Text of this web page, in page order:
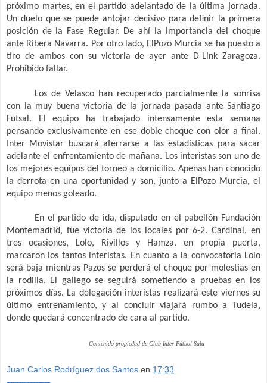
próximo martes, en el partido adelantado de la última jornada.
Un duelo que se puede antojar decisivo para definir la primera
posición de la Fase Regular. De ahí la importancia del choque
ante Ribera Navarra. Por otro lado, ElPozo Murcia se ha puesto a
tiro de ambos con su victoria de ayer ante D-Link Zaragoza.
Prohibido fallar.
Los de Velasco han recuperado parcialmente la sonrisa
con la muy buena victoria de la jornada pasada ante Santiago
Futsal. El equipo ha trabajado intensamente esta semana
pensando exclusivamente en ese doble choque con olor a final.
Inter Movistar buscará aferrarse a las estadísticas para sacar
adelante el enfrentamiento de mañana. Los interistas son uno de
los mejores equipos del torneo a domicilio. Apenas han conocido
la derrota en una oportunidad y son, junto a ElPozo Murcia, el
equipo menos goleado.
En el partido de ida, disputado en el pabellón Fundación
Montemadrid, fue victoria de los locales por 6-2. Cardinal, en
tres ocasiones, Lolo, Rivillos y Hamza, en propia puerta,
marcaron los tantos interistas. En cuanto a la convocatoria Lolo
será baja mientras Pazos se perderá el choque por molestias en
la rodilla. El gallego se seguirá sometiendo a pruebas en los
próximos días. La delegación interistas realizará este viernes su
último entrenamiento, y al concluir viajará rumbo a Tudela,
donde quedará concentrado de cara al partido.
Contenido propiedad de Club Inter Fútbol Sala
Juan Carlos Rodríguez dos Santos en 17:33